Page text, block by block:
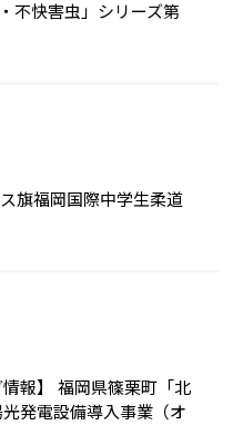
不快害虫」シリーズ第
旗福岡国際中学⽣柔道
情報】 福岡県篠栗町「北
発電設備導入事業（オ